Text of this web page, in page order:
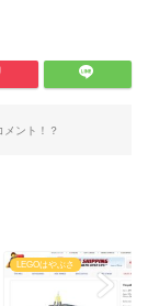
メント！？
LEGOはやぶさ